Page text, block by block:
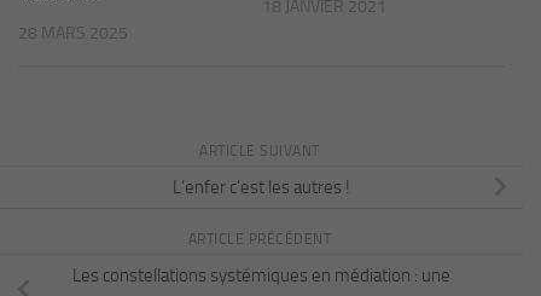
28 MARS 2025
18 JANVIER 2021
ARTICLE SUIVANT
L’enfer c’est les autres !
ARTICLE PRÉCÉDENT
Les constellations systémiques en médiation : une